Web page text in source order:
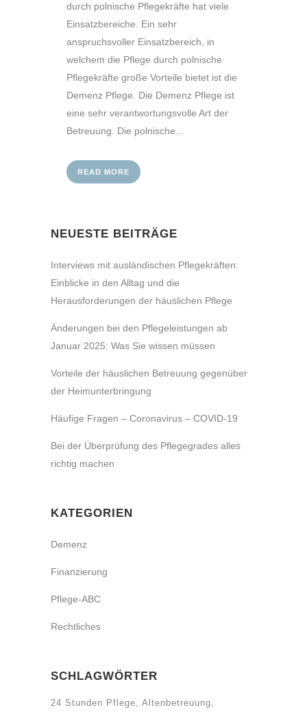
durch polnische Pflegekräfte hat viele
Einsatzbereiche. Ein sehr
anspruchsvoller Einsatzbereich, in
welchem die Pflege durch polnische
Pflegekräfte große Vorteile bietet ist die
Demenz Pflege. Die Demenz Pflege ist
eine sehr verantwortungsvolle Art der
Betreuung. Die polnische...
READ MORE
NEUESTE BEITRÄGE
Interviews mit ausländischen Pflegekräften:
Einblicke in den Alltag und die
Herausforderungen der häuslichen Pflege
Änderungen bei den Pflegeleistungen ab
Januar 2025: Was Sie wissen müssen
Vorteile der häuslichen Betreuung gegenüber
der Heimunterbringung
Häufige Fragen – Coronavirus – COVID-19
Bei der Überprüfung des Pflegegrades alles
richtig machen
KATEGORIEN
Demenz
Finanzierung
Pflege-ABC
Rechtliches
SCHLAGWÖRTER
24 Stunden Pflege
Altenbetreuung